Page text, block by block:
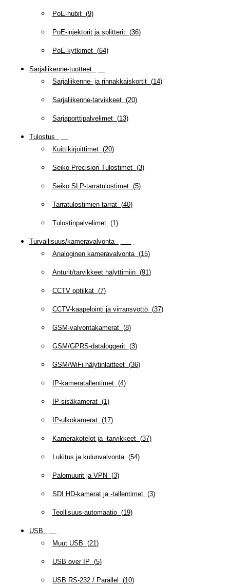
PoE-hubit(9)
PoE-injektorit ja splitterit(36)
PoE-kytkimet(64)
Sarjaliikenne-tuotteet(
Sarjaliikenne- ja rinnakkaiskortit(14)
Sarjaliikenne-tarvikkeet(20)
Sarjaporttipalvelimet(13)
Tulostus
Kuittikirjoittimet(20)
Seiko Precision Tulostimet(3)
Seiko SLP-tarratulostimet(5)
Tarratulostimien tarrat(40)
Tulostinpalvelimet(1)
Turvallisuus/kameravalvonta(
Analoginen kameravalvonta(15)
Anturit/tarvikkeet hälyttimiin(91)
CCTV optiikat(7)
CCTV-kaapelointi ja virransyöttö(37)
GSM-valvontakamerat(8)
GSM/GPRS-dataloggerit(3)
GSM/WiFi-hälytinlaitteet(36)
IP-kameratallentimet(4)
IP-sisäkamerat(1)
IP-ulkokamerat(17)
Kamerakotelot ja -tarvikkeet(37)
Lukitus ja kulunvalvonta(54)
Palomuurit ja VPN (3)
SDI HD-kamerat ja -tallentimet(3)
Teollisuus-automaatio(19)
USB
Muut USB (21)
USB over IP (5)
USB RS-232 / Parallel (10)